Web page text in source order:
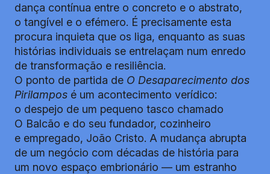
dança contínua entre o concreto e o abstrato,
o tangível e o efémero. É precisamente esta
procura inquieta que os liga, enquanto as suas
histórias individuais se entrelaçam num enredo
de transformação e resiliência.
O ponto de partida de O Desaparecimento dos
Pirilampos é um acontecimento verídico:
o despejo de um pequeno tasco chamado
O Balcão e do seu fundador, cozinheiro
e empregado, João Cristo. A mudança abrupta
de um negócio com décadas de história para
um novo espaço embrionário — um estranho